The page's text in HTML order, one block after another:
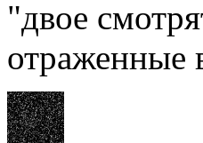
"двое
отраженные